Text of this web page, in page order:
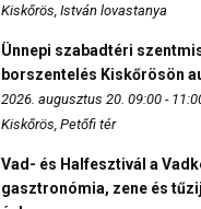
Kiskőrös, István lovastanya
Ünnepi szabadtéri
borszentelés Kiskőrösön
2026. augusztus 20. 09:00 -
Kiskőrös, Petőfi tér
Vad- és Halfesztivál a
gasztronómia, zene és